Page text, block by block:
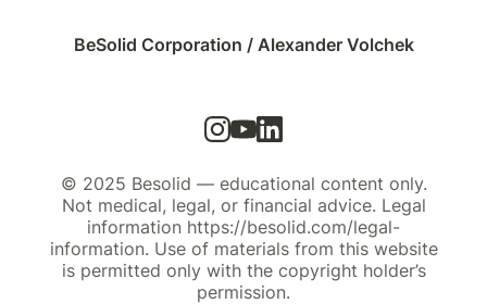
BeSolid Corporation / Alexander Volchek
© 2025 Besolid — educational content only.
Not medical, legal, or financial advice. Legal
information https://besolid.com/legal-
information. Use of materials from this website
is permitted only with the copyright holder’s
permission.